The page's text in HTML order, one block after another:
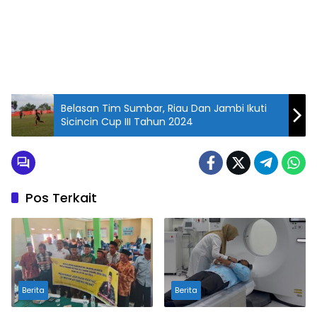
Belasan Tim Sumbar, Riau Dan Jambi Ikuti
Sicincin Cup III Tahun 2024
Pos Terkait
Berita Berita